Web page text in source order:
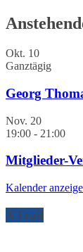
Okt. 10
Ganztägig
Georg
Nov. 20
19:00 - 21:00
Mitglieder-
Kalender
XTrail